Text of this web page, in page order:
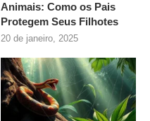
Animais: Como os Pais
Protegem Seus Filhotes
20 de janeiro, 2025